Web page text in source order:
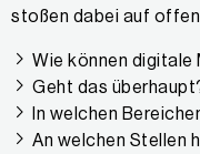
stoßen dabei auf
Wie können digitale
Geht das
In welchen
An welchen Stellen